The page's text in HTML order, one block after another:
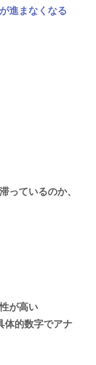
進まなくなる
っているのか、
が高い
体的数字でアナ